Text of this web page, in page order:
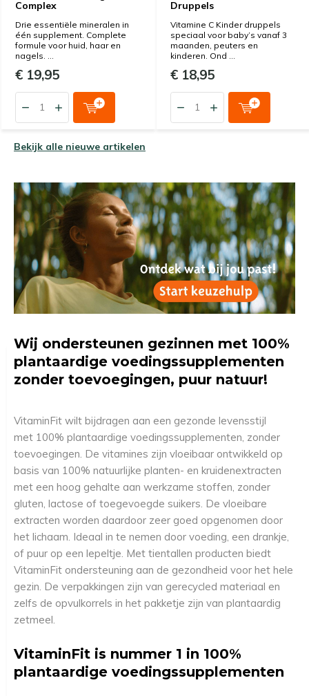
Complex
Drie essentiële mineralen in
één supplement. Complete
formule voor huid, haar en
nagels. ...
€ 19,95
Druppels
Vitamine C Kinder druppels
speciaal voor baby’s vanaf 3
maanden, peuters en
kinderen. Ond ...
€ 18,95
Bekijk alle nieuwe artikelen
Wij ondersteunen gezinnen met 100%
plantaardige voedingssupplementen
zonder toevoegingen, puur natuur!
VitaminFit wilt bijdragen aan een gezonde levensstijl
met 100% plantaardige voedingssupplementen, zonder
toevoegingen. De vitamines zijn vloeibaar ontwikkeld op
basis van 100% natuurlijke planten- en kruidenextracten
met een hoog gehalte aan werkzame stoffen, zonder
gluten, lactose of toegevoegde suikers. De vloeibare
extracten worden daardoor zeer goed opgenomen door
het lichaam. Ideaal in te nemen door voeding, een drankje,
of puur op een lepeltje. Met tientallen producten biedt
VitaminFit ondersteuning aan de gezondheid voor het hele
gezin. De verpakkingen zijn van gerecycled materiaal en
zelfs de opvulkorrels in het pakketje zijn van plantaardig
zetmeel.
VitaminFit is nummer 1 in 100%
plantaardige voedingssupplementen